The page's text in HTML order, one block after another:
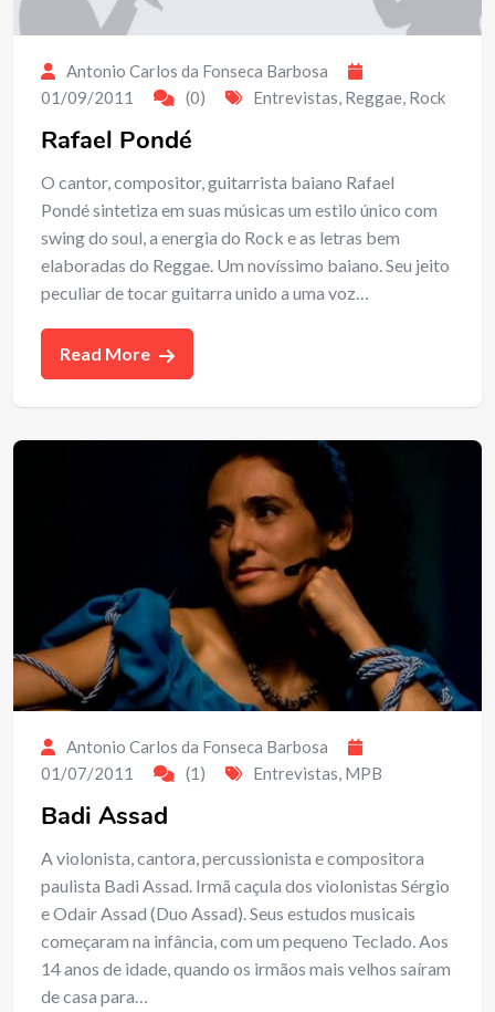
Antonio Carlos da Fonseca Barbosa
01/09/2011
(0) Entrevistas, Reggae, Rock
Rafael Pondé
O cantor, compositor, guitarrista baiano Rafael
Pondé sintetiza em suas músicas um estilo único com
swing do soul, a energia do Rock e as letras bem
elaboradas do Reggae. Um novíssimo baiano. Seu jeito
peculiar de tocar guitarra unido a uma voz…
Read More
Antonio Carlos da Fonseca Barbosa
01/07/2011
(1) Entrevistas, MPB
Badi Assad
A violonista, cantora, percussionista e compositora
paulista Badi Assad. Irmã caçula dos violonistas Sérgio
e Odair Assad (Duo Assad). Seus estudos musicais
começaram na infância, com um pequeno Teclado. Aos
14 anos de idade, quando os irmãos mais velhos saíram
de casa para…